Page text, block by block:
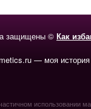
защищены © Как
— моя
использовании